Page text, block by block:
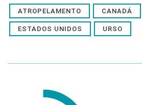
ATROPELAMENTO CANADÁ
ESTADOS UNIDOS URSO